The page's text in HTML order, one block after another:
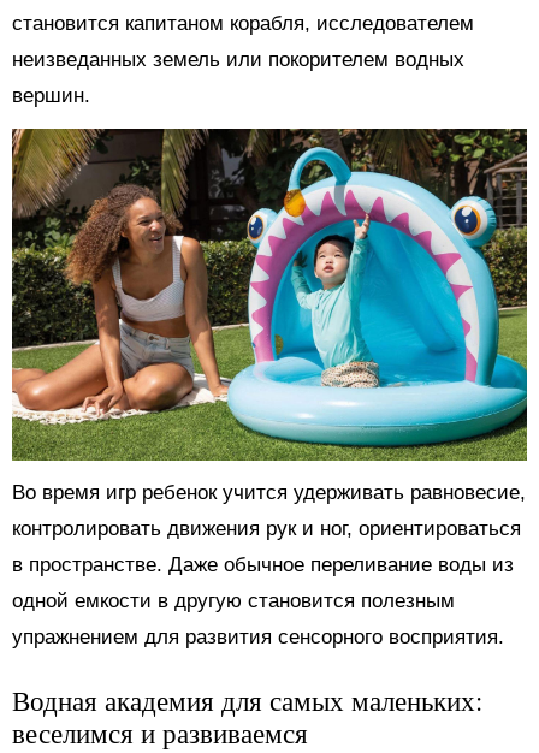
становится капитаном корабля, исследователем
неизведанных земель или покорителем водных
вершин.
Во время игр ребенок учится удерживать равновесие,
контролировать движения рук и ног, ориентироваться
в пространстве. Даже обычное переливание воды из
одной емкости в другую становится полезным
упражнением для развития сенсорного восприятия.
Водная академия для самых маленьких:
веселимся и развиваемся